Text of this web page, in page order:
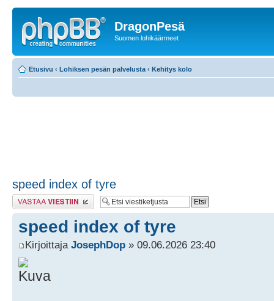
DragonPesä
Suomen lohikäärmeet
Etusivu ‹ Lohiksen pesän palvelusta ‹ Kehitys kolo
speed index of tyre
Lähetä vastaus
speed index of tyre
Kirjoittaja JosephDop » 09.06.2026 23:40